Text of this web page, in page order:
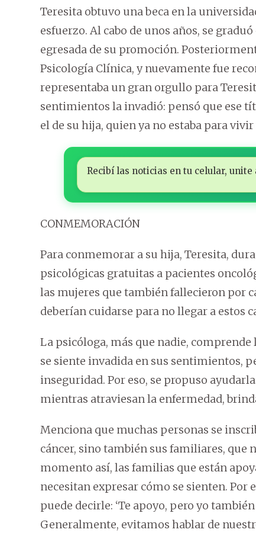
Teresita obtuvo una beca en la
esfuerzo. Al cabo de unos años, se
egresada de su promoción.
Psicología Clínica, y nuevamente fue
representaba un gran orgullo para
sentimientos la invadió: pensó que ese
el de su hija, quien ya no estaba para vivir
Recibí las noticias en tu celular, unite
CONMEMORACIÓN
Para conmemorar a su hija, Teresita,
psicológicas gratuitas a pacientes
las mujeres que también fallecieron por
deberían cuidarse para no llegar a estos
La psicóloga, más que nadie,
se siente invadida en sus sentimientos,
inseguridad. Por eso, se propuso
mientras atraviesan la enfermedad,
Menciona que muchas personas se
cáncer, sino también sus familiares, que
momento así, las familias que están
necesitan expresar cómo se sienten. Por
puede decirle: ‘Te apoyo, pero yo
Generalmente, evitamos hablar de